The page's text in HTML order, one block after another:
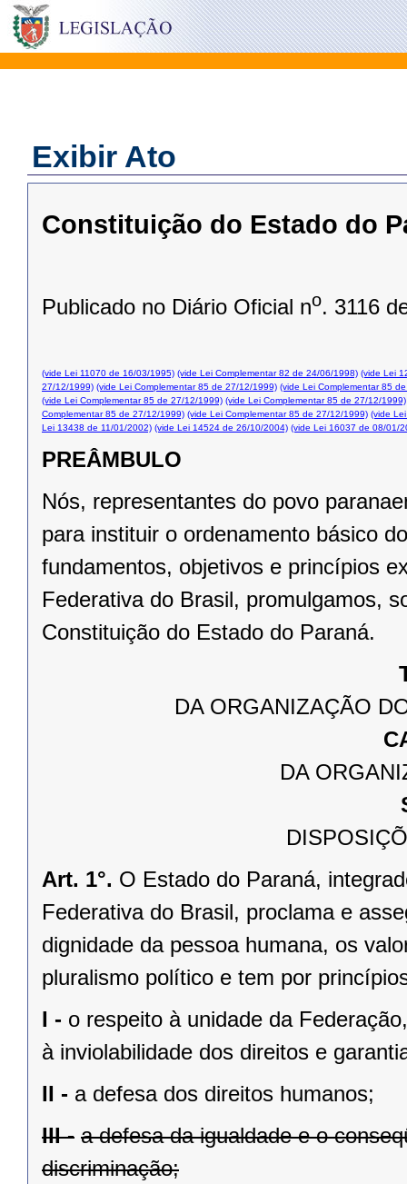
Exibir Ato
Constituição do Estado do
Publicado no Diário Oficial no. 3116
(vide Lei 11070 de 16/03/1995) (vide Lei Complementar 82 de 24/06/1998) (vide Lei
27/12/1999) (vide Lei Complementar 85 de 27/12/1999) (vide Lei Complementar 85
(vide Lei Complementar 85 de 27/12/1999) (vide Lei Complementar 85 de 27/12/1999)
Complementar 85 de 27/12/1999) (vide Lei Complementar 85 de 27/12/1999) (vide
Lei 13438 de 11/01/2002) (vide Lei 14524 de 26/10/2004) (vide Lei 16037 de 08/01/
PREÂMBULO
Nós, representantes do povo
para instituir o ordenamento básico
fundamentos, objetivos e princípios
Federativa do Brasil, promulgamos,
Constituição do Estado do Paraná.
DA ORGANIZAÇÃO
DA
Art. 1°. O Estado do Paraná,
Federativa do Brasil, proclama e
dignidade da pessoa humana, os
pluralismo político e tem por
I - o respeito à unidade da
à inviolabilidade dos direitos e
II - a defesa dos direitos humanos;
III - a defesa da igualdade e o
discriminação;